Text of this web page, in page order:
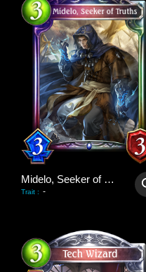
Midelo, Seeker of Truths
Trait : -